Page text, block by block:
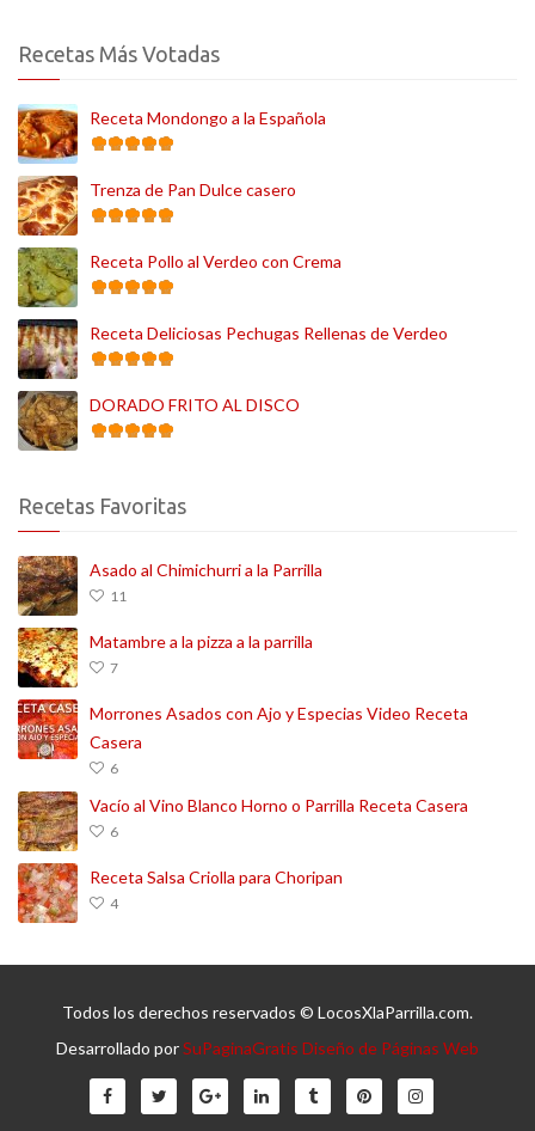
Recetas Más Votadas
Receta Mondongo a la Española
Trenza de Pan Dulce casero
Receta Pollo al Verdeo con Crema
Receta Deliciosas Pechugas Rellenas de Verdeo
DORADO FRITO AL DISCO
Recetas Favoritas
Asado al Chimichurri a la Parrilla
11
Matambre a la pizza a la parrilla
7
Morrones Asados con Ajo y Especias Video Receta
Casera
6
Vacío al Vino Blanco Horno o Parrilla Receta Casera
6
Receta Salsa Criolla para Choripan
4
Todos los derechos reservados © LocosXlaParrilla.com.
Desarrollado porSuPaginaGratis Diseño de Páginas Web